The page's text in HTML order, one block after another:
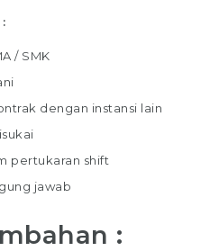
/ SMK
dengan instansi lain
pertukaran shift
jawab
: